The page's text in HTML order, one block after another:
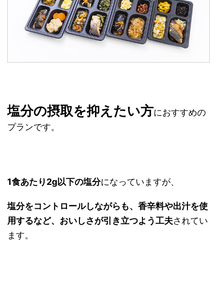
塩分の摂取を抑えたい方におすすめの
プランです。
1食あたり2g以下の塩分になっていますが、
塩分をコントロールしながらも、香辛料や出汁を使
用するなど、おいしさが引き立つよう工夫されてい
ます。